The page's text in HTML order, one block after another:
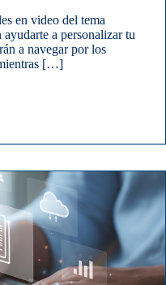
en video del tema
a personalizar tu
a navegar por los
[…]